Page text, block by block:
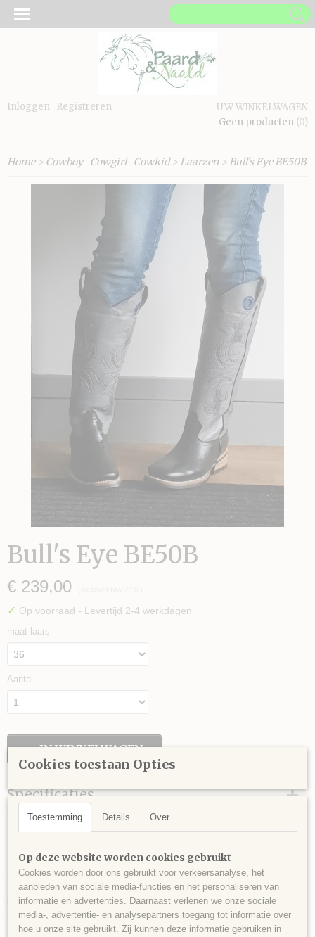
Inloggen Registreren
UW WINKELWAGEN
Geen producten (0)
Home> Cowboy- Cowgirl- Cowkid> Laarzen > Bull's Eye BE50B
Bull's Eye BE50B
€ 239,00
✓ Op voorraad - Levertijd 2-4 werkdagen
maat laars
Aantal
IN WINKELWAGEN
Specificaties
Productcode
101-213
Productcode leverancier
BE75
Omschrijving
Bull’s Eye Boots BE50B
Sterke comfortabele laarzen.
Handgemaakt Italiaans ontwerp.
Gemaakt van hoogwaardig zacht kalfsleer.
Stevige, dubbelgenaaide zool.
Rechthoekige neus en extra hoge schacht.
Cookies toestaan Opties
Toestemming Details Over
Op deze website worden cookies gebruikt
Cookies worden door ons gebruikt voor verkeersanalyse, het
aanbieden van sociale media-functies en het personaliseren van
informatie en advertenties. Daarnaast verlenen we onze sociale
media-, advertentie- en analysepartners toegang tot informatie over
hoe u onze site gebruikt. Zij kunnen deze informatie gebruiken in